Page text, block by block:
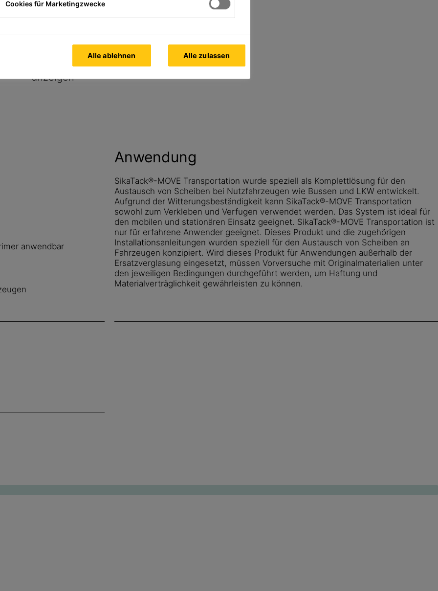
Alle Dokumente
anzeigen
anwendbar
Anwendung
SikaTack®-MOVE Transportation wurde speziell als Komplettlösung für den
Austausch von Scheiben bei Nutzfahrzeugen wie Bussen und LKW entwickelt.
Aufgrund der Witterungsbeständigkeit kann SikaTack®-MOVE Transportation
sowohl zum Verkleben und Verfugen verwendet werden. Das System ist ideal für
den mobilen und stationären Einsatz geeignet. SikaTack®-MOVE Transportation ist
nur für erfahrene Anwender geeignet. Dieses Produkt und die zugehörigen
Installationsanleitungen wurden speziell für den Austausch von Scheiben an
Fahrzeugen konzipiert. Wird dieses Produkt für Anwendungen außerhalb der
Ersatzverglasung eingesetzt, müssen Vorversuche mit Originalmaterialien unter
den jeweiligen Bedingungen durchgeführt werden, um Haftung und
Materialverträglichkeit gewährleisten zu können.
Cookies für Marketingzwecke
Alle ablehnen Alle zulassen